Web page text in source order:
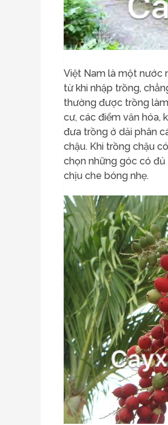
Việt Nam là một nước
từ khi nhập trồng,
thường được trồng
cư, các điểm văn hóa,
đưa trồng ở dải phân
chậu. Khi trồng chậu
chọn những góc có đủ
chịu che bóng nhẹ.